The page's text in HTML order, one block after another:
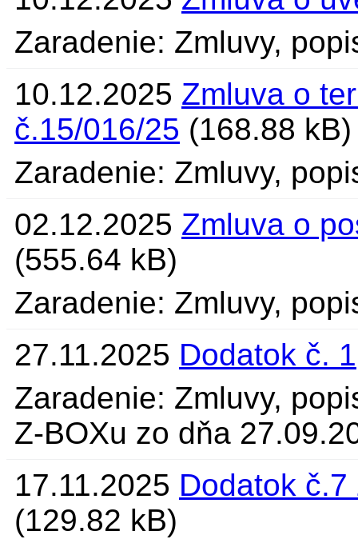
Zaradenie: Zmluvy,
10.12.2025 Zmluva o
č.15/016/25 (168.88 kB)
Zaradenie: Zmluvy,
02.12.2025 Zmluva o
(555.64 kB)
Zaradenie: Zmluvy,
27.11.2025 Dodatok č. 1
Zaradenie: Zmluvy,
Z-BOXu zo dňa
17.11.2025 Dodatok
(129.82 kB)